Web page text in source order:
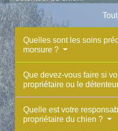
Quelles sont les soins
morsure ?
Que devez-vous faire si
propriétaire ou le
Quelle est votre
propriétaire du chien ?